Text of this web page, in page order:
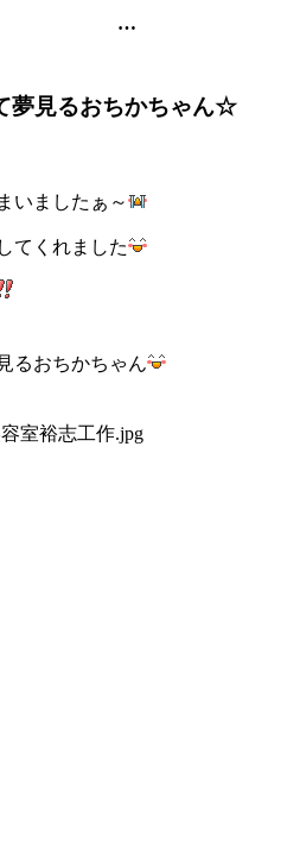
池袋の美容室・美容院のart-noise
夢見るおちかちゃん☆
いましたぁ～
てくれました
るおちかちゃん